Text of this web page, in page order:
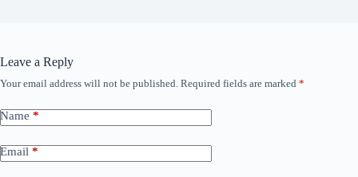
Leave a Reply
Your email address will not be published. Required fields are marked *
Name *
Email *